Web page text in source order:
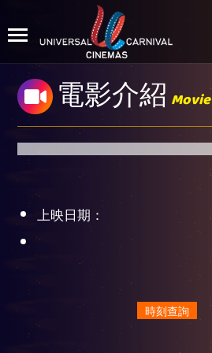
電影介紹 Movie
上映日期：
時刻查詢